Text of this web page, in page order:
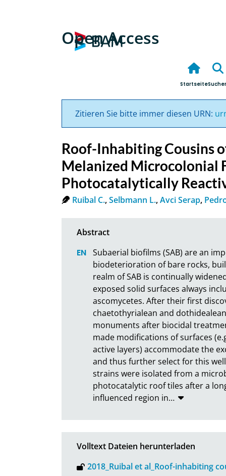
Open Access
Startseite
Zitieren Sie bitte immer diesen URN:
Roof-Inhabiting Cousins
Melanized Microcolonial
Photocatalytically
Ruibal C.,Selbmann L.,Avci Serap,
Subaerial biofilms (SAB) are an
biodeterioration of bare rocks,
realm of SAB is continually
exposed solid surfaces always
ascomycetes. After their first
chaetothyrialean and
monuments after biocidal
made modifications of surfaces
active layers) accommodate the
and thus further select for this
strains were isolated from a
photocatalytic roof tiles after a
influenced region in…
Volltext Dateien herunterladen
2018_Ruibal et al_Roof-inhabiting